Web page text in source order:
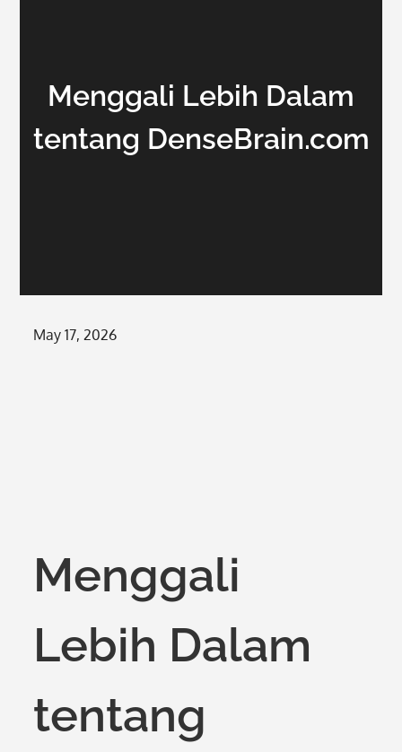
Menggali Lebih Dalam
tentang DenseBrain.com
Posted
May 17, 2026
Menggali
Lebih Dalam
tentang